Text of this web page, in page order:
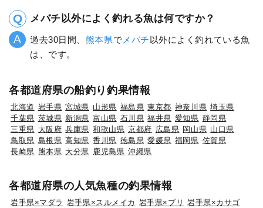
メバチ以外によく釣れる魚は何ですか？
過去30日間、 熊本県で メバチ 以外によく釣れている魚
は、です。
各都道府県の船釣り釣果情報
北海道 岩手県 宮城県 山形県 福島県 東京都 神奈川県 埼玉県
千葉県 茨城県 新潟県 富山県 石川県 福井県 愛知県 静岡県
三重県 大阪府 兵庫県 和歌山県 京都府 広島県 岡山県 山口県
鳥取県 島根県 高知県 香川県 徳島県 愛媛県 福岡県 佐賀県
長崎県 熊本県 大分県 鹿児島県 沖縄県
各都道府県の人気魚種の釣果情報
岩手県×マダラ 岩手県×スルメイカ 岩手県×ブリ
岩手県×カサゴ